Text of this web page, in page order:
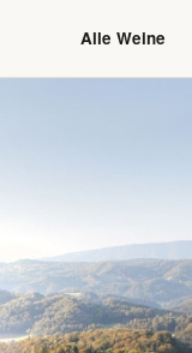
Alle Weine